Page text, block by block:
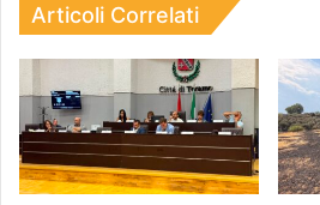
Articoli Correlati